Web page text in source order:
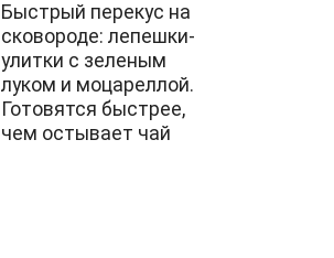
Быстрый перекус на
сковороде: лепешки-
улитки с зеленым
луком и моцареллой.
Готовятся быстрее,
чем остывает чай